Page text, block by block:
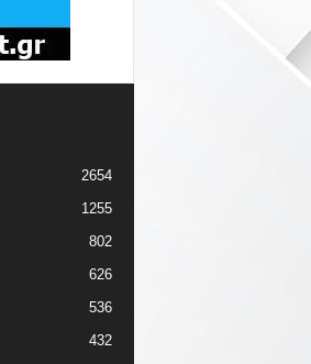
2654
1255
802
626
536
432